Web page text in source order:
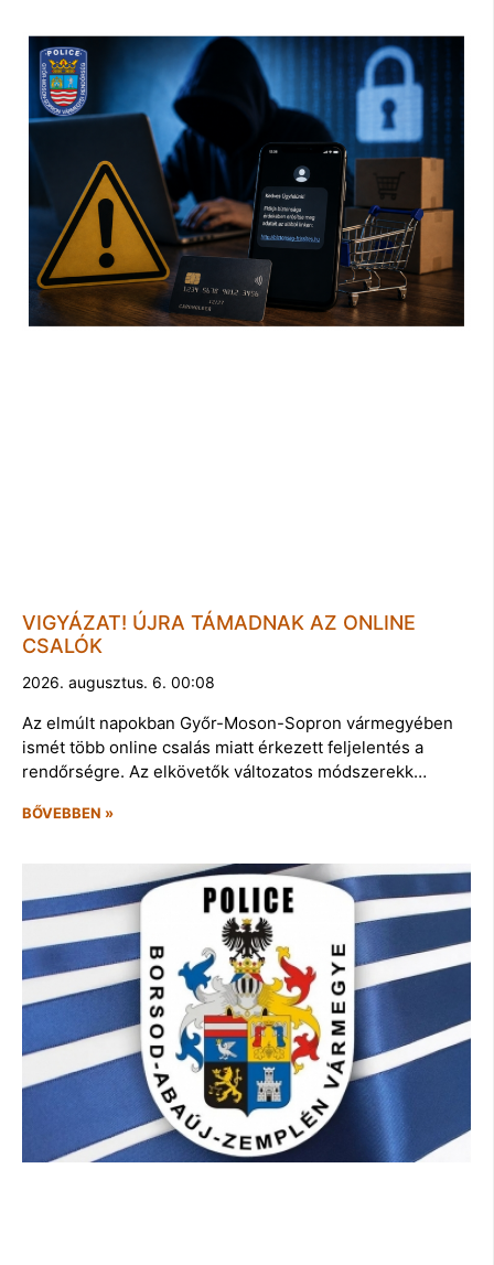
VIGYÁZAT! ÚJRA TÁMADNAK AZ ONLINE
CSALÓK
2026. augusztus. 6. 00:08
Az elmúlt napokban Győr-Moson-Sopron vármegyében
ismét több online csalás miatt érkezett feljelentés a
rendőrségre. Az elkövetők változatos módszerekk…
BŐVEBBEN »